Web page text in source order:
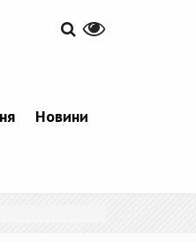
Новини